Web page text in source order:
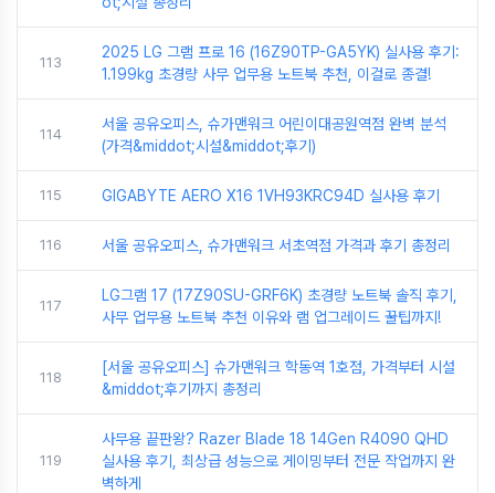
113
2025 LG 그램 프로 16 (16Z90TP-GA5YK) 실사용 후기:
1.199kg 초경량 사무 업무용 노트북 추천, 이걸로 종결!
114
서울 공유오피스, 슈가맨워크 어린이대공원역점 완벽 분석
(가격&middot;시설&middot;후기)
115 GIGABYTE AERO X16 1VH93KRC94D 실사용 후기
116 서울 공유오피스, 슈가맨워크 서초역점 가격과 후기 총정리
117
LG그램 17 (17Z90SU-GRF6K) 초경량 노트북 솔직 후기,
사무 업무용 노트북 추천 이유와 램 업그레이드 꿀팁까지!
118
[서울 공유오피스] 슈가맨워크 학동역 1호점, 가격부터 시설
&middot;후기까지 총정리
119
사무용 끝판왕? Razer Blade 18 14Gen R4090 QHD
실사용 후기, 최상급 성능으로 게이밍부터 전문 작업까지 완
벽하게